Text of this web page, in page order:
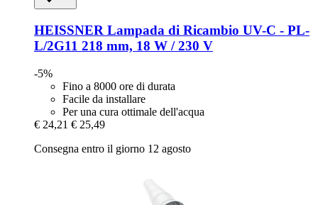
HEISSNER Lampada di Ricambio UV-​C -​ PL-​
L/2G11 218 mm, 18 W / 230 V
-5%
Fino a 8000 ore di durata
Facile da installare
Per una cura ottimale dell'acqua
€ 24,21 € 25,49
Consegna entro il giorno 12 agosto